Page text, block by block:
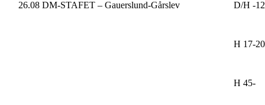
26.08 DM-STAFET – Gauerslund-Gårslev
D/H -12
H 17-20
H 45-